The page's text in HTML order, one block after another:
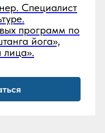
Специалист
программ по
йога»,
лица».